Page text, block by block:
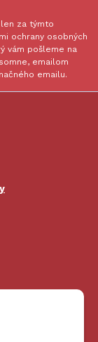
za týmto
ochrany osobných
vám pošleme na
emailom
emailu.